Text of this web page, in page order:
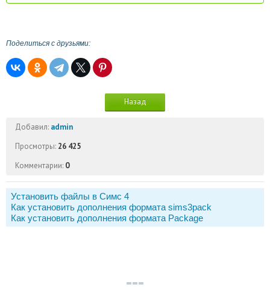
Поделиться с друзьями:
Назад
Добавил: admin
Просмотры: 26 425
Комментарии: 0
Установить файлы в Симс 4
Как установить дополнения формата sims3pack
Как установить дополнения формата Package